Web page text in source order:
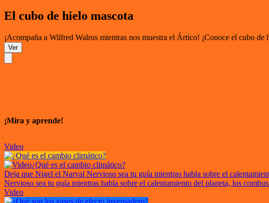
El cubo de hielo mascota
¡Acompaña a Wilfred Walrus mientras nos muestra el Ártico! ¡Conoce el cubo
Ver
¡Mira y aprende!
Video
¿Qué es el cambio climático?
Deja que Nigel el Narval Nervioso sea tu guía mientras habla sobre el
Nervioso sea tu guía mientras habla sobre el calentamiento del planeta, los
Video